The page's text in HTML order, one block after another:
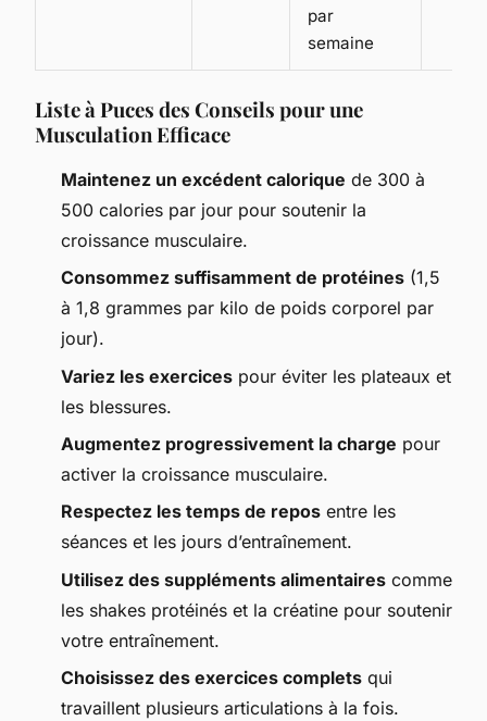
par
semaine
Liste à Puces des Conseils pour une
Musculation Efficace
Maintenez un excédent calorique de 300 à
500 calories par jour pour soutenir la
croissance musculaire.
Consommez suffisamment de protéines (1,5
à 1,8 grammes par kilo de poids corporel par
jour).
Variez les exercices pour éviter les plateaux et
les blessures.
Augmentez progressivement la charge pour
activer la croissance musculaire.
Respectez les temps de repos entre les
séances et les jours d’entraînement.
Utilisez des suppléments alimentaires comme
les shakes protéinés et la créatine pour soutenir
votre entraînement.
Choisissez des exercices complets qui
travaillent plusieurs articulations à la fois.